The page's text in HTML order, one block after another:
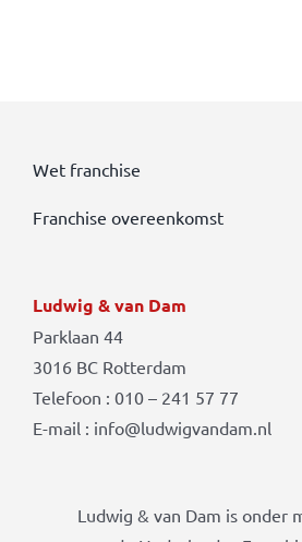
Wet franchise
Franchise overeenkomst
Ludwig & van Dam
Parklaan 44
3016 BC Rotterdam
Telefoon : 010 – 241 57 77
E-mail : info@ludwigvandam.nl
Ludwig & van Dam is onder